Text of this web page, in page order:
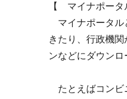
【 マイナポー
マイナポータル
きたり、行政機
ンなどにダウン
たとえばコンビ